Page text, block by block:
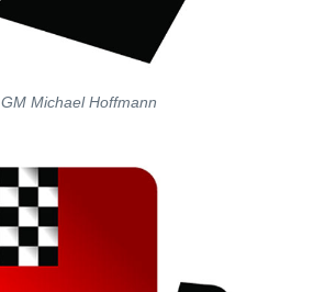
GM Michael Hoffmann